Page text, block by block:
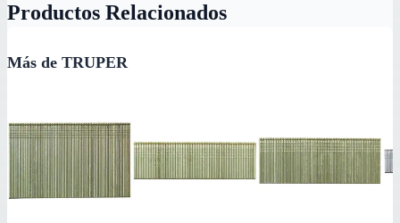
Productos Relacionados
Más de TRUPER